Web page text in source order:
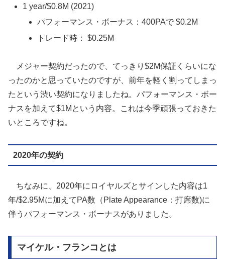
1 year/$0.8M (2021)
パフォーマンス・ボーナス：400PAで $0.2M
トレード時： $0.25M
メジャー契約だったので、てっきり$2M保証くらいにな
ったのかと思っていたのですが、前年を軽く割ってしまっ
たという渋い契約になりましたね。パフォーマンス・ボー
ナスを加えて$1Mという内容。これは今季頑張っておきた
いところですね。
2020年の契約
ちなみに、2020年にロイヤルズとサインした内容は1
年/$2.95Mに加えてPA数（Plate Appearance：打席数)に
伴うパフォーマンス・ボーナスがありました。
マイケル・フランコとは